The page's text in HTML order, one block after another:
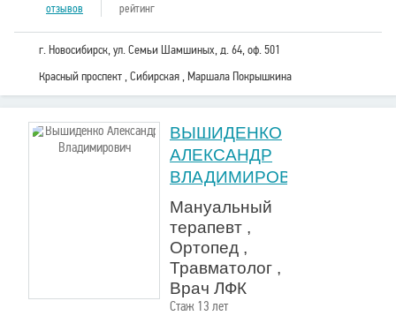
отзывов рейтинг
г. Новосибирск, ул. Семьи Шамшиных, д. 64, оф. 501
Красный проспект , Сибирская , Маршала Покрышкина
ВЫШИДЕНКО
AЛЕКСАНДР
ВЛАДИМИРОВИЧ
Мануальный
терапевт ,
Ортопед ,
Травматолог ,
Врач ЛФК
Стаж 13 лет